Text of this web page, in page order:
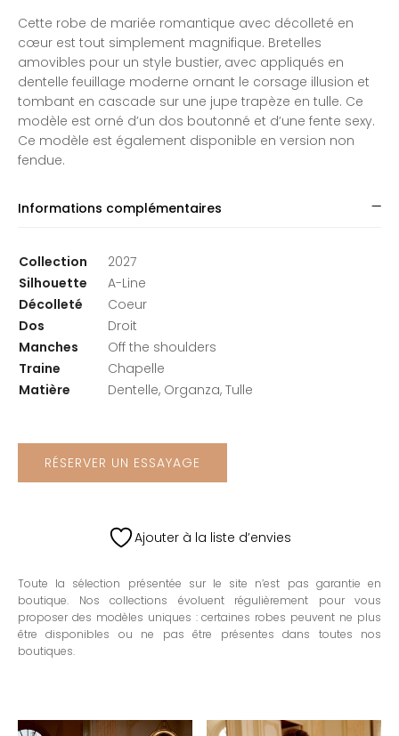
Cette robe de mariée romantique avec décolleté en
cœur est tout simplement magnifique. Bretelles
amovibles pour un style bustier, avec appliqués en
dentelle feuillage moderne ornant le corsage illusion et
tombant en cascade sur une jupe trapèze en tulle. Ce
modèle est orné d’un dos boutonné et d’une fente sexy.
Ce modèle est également disponible en version non
fendue.
Informations complémentaires
Collection
2027
Silhouette
A-Line
Décolleté
Coeur
Dos
Droit
Manches
Off the shoulders
Traine
Chapelle
Matière
Dentelle, Organza, Tulle
RÉSERVER UN ESSAYAGE
Ajouter à la liste d’envies
Toute la sélection présentée sur le site n’est pas garantie en
boutique. Nos collections évoluent régulièrement pour vous
proposer des modèles uniques : certaines robes peuvent ne plus
être disponibles ou ne pas être présentes dans toutes nos
boutiques.